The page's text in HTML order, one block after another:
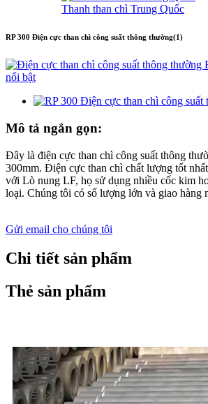
Thanh than chì Trung Quốc
RP 300 Điện cực than chì công suất thông thường(1)
Mô tả ngắn gọn:
Đây là điện cực than chì công suất thông
300mm. Điện cực than chì chất lượng tốt
với Lò nung LF, họ sử dụng nhiều cốc kim
loại. Chúng tôi có số lượng lớn và giao hàng
Gửi email cho chúng tôi
Chi tiết sản phẩm
Thẻ sản phẩm